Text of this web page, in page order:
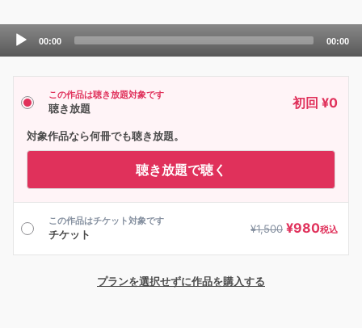
Audio
00:00 00:00
この作品は聴き放題対象です
聴き放題 初回 ¥0
対象作品なら何冊でも聴き放題。
聴き放題で聴く
この作品はチケット対象です
チケット ¥1,500 ¥980税込
プランを選択せずに作品を購入する